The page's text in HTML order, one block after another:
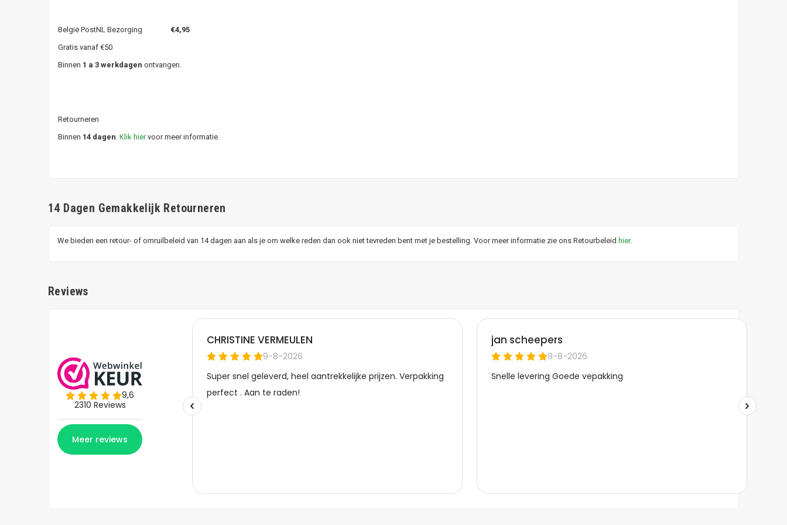
België PostNL Bezorging €4,95
Gratis vanaf €50
Binnen 1 a 3 werkdagen ontvangen.
Retourneren
Binnen 14 dagen. Klik hiervoor meer informatie.
14 Dagen Gemakkelijk Retourneren
We bieden een retour- of omruilbeleid van 14 dagen aan als je om welke reden dan ook niet tevreden bent met je bestelling. Voor meer informatie zie ons Retourbeleid hier.
Reviews